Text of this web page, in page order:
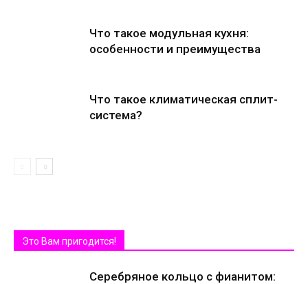
Что такое модульная кухня:
особенности и преимущества
Что такое климатическая сплит-
система?
Это Вам пригодится!
Серебряное кольцо с фианитом: